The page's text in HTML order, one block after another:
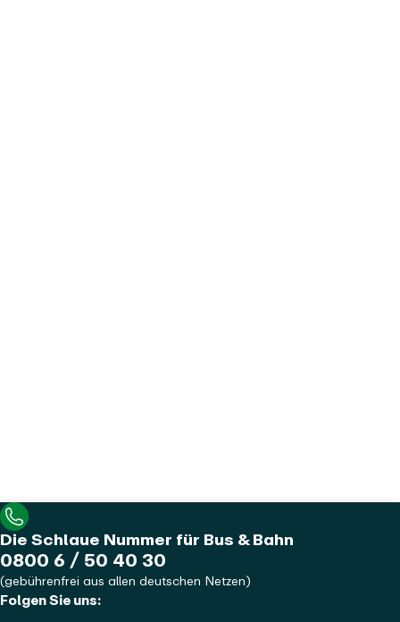
Kundenkontakt
So erreichen Sie uns
Die Schlaue Nummer für Bus & Bahn
Telefonnummer
0800 6 / 50 40 30
(gebührenfrei aus allen deutschen Netzen)
Folgen Sie uns: